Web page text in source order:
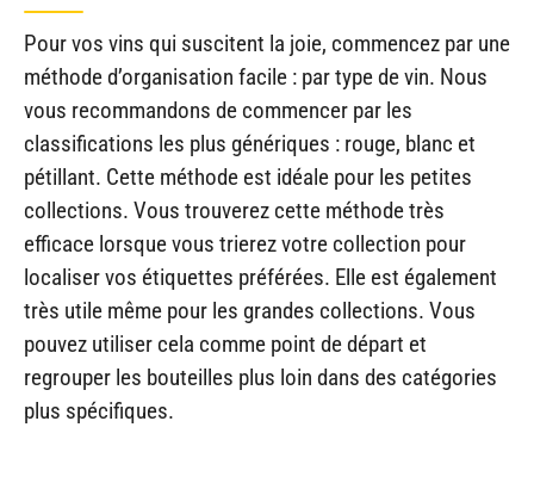
Pour vos vins qui suscitent la joie, commencez par une
méthode d’organisation facile : par type de vin. Nous
vous recommandons de commencer par les
classifications les plus génériques : rouge, blanc et
pétillant. Cette méthode est idéale pour les petites
collections. Vous trouverez cette méthode très
efficace lorsque vous trierez votre collection pour
localiser vos étiquettes préférées. Elle est également
très utile même pour les grandes collections. Vous
pouvez utiliser cela comme point de départ et
regrouper les bouteilles plus loin dans des catégories
plus spécifiques.